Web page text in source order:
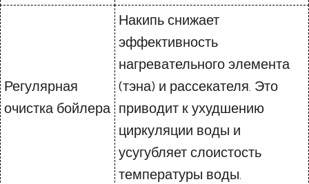
Регулярная
очистка бойлера
Накипь снижает
эффективность
нагревательного элемента
(тэна) и рассекателя. Это
приводит к ухудшению
циркуляции воды и
усугубляет слоистость
температуры воды.